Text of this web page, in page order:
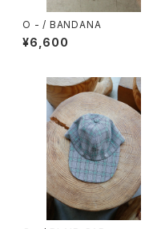
O - / BANDANA
¥6,600